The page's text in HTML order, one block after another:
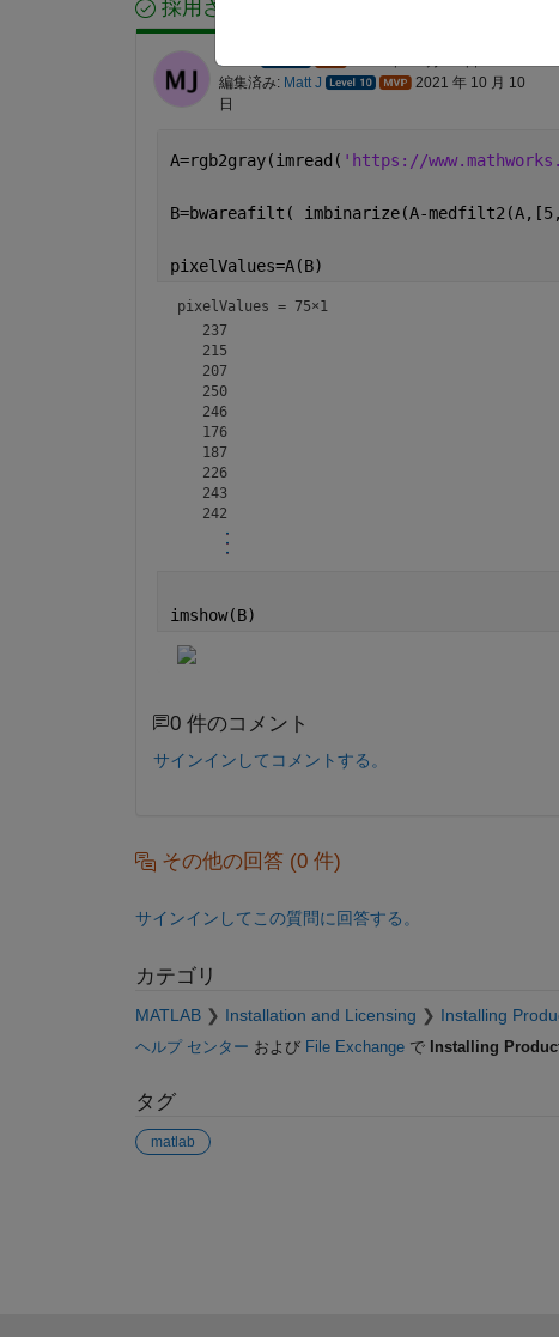
採用された回答
Matt J
編集済み: Matt J
2021 年 10 月 10
日
A=rgb2gray(imread( 'https://
B=bwareafilt( imbinarize(A-
pixelValues=A(B)
pixelValues = 75×1
   237
   215
   207
   250
   246
   176
   187
   226
   243
imshow(B)
0 件のコメント
サインインしてコメントする。
その他の回答 (0 件)
サインインしてこの質問に回答する。
カテゴリ
MATLAB Installation and Licensing Installing
ヘルプ センター および File Exchangeで Installing
タグ
matlab